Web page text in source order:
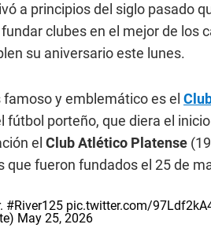
a principios del siglo pasado
fundar clubes en el mejor de los
su aniversario este lunes.
y emblemático es el
porteño, que diera el
el Club Atlético Platense
fueron fundados el 25 de
#River125 pic.twitter.com/
May 25, 2026